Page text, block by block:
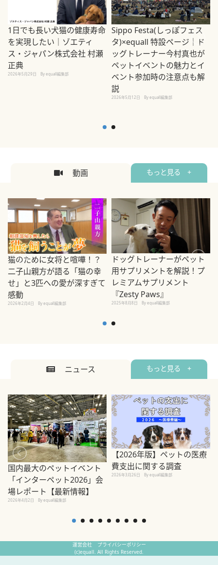
1日でも長い犬猫の健康寿命
を実現したい｜ゾエティ
ス・ジャパン株式会社 村瀬
正典
2026年5月29日 By equall編集部
Sippo Festa(しっぽフェス
タ)×equall 特設ページ｜ド
ッグトレーナー今村真也が
ペットイベントの魅力とイ
ベント参加時の注意点も解
説
2026年5月12日 By equall編集部
動画 もっと見る +
猫のために女将と喧嘩！？
二子山親方が語る「猫の幸
せ」と3匹への愛が深すぎて
感動
2026年2月4日 By equall編集部
ドッグトレーナーがペット
用サプリメントを解説！プ
レミアムサプリメント
『Zesty Paws』
2025年8月8日 By equall編集部
ニュース もっと見る +
国内最大のペットイベント
「インターペット2026」会
場レポート【最新情報】
2026年4月2日 By equall編集部
【2026年版】ペットの医療
費支出に関する調査
2026年3月26日 By equall編集部
運営会社
プライバシーポリシー
(c)equall. All Rights Reserved.